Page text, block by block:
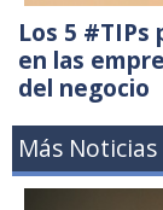
Los 5
en las
del negocio
Más Noticias